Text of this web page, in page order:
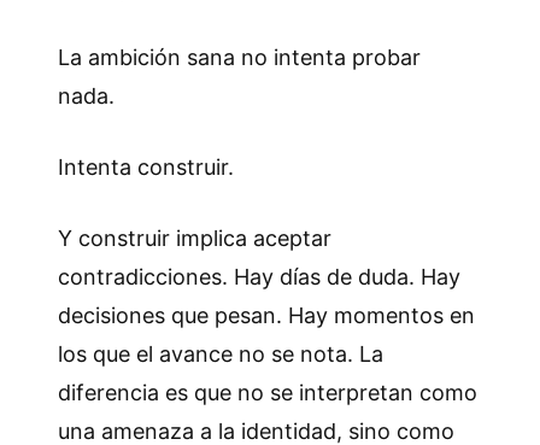
La ambición sana no intenta probar
nada.
Intenta construir.
Y construir implica aceptar
contradicciones. Hay días de duda. Hay
decisiones que pesan. Hay momentos en
los que el avance no se nota. La
diferencia es que no se interpretan como
una amenaza a la identidad, sino como